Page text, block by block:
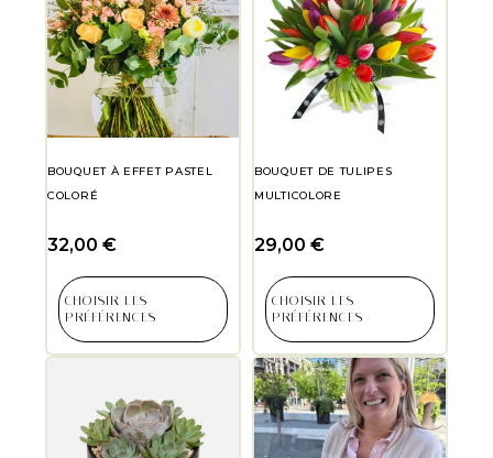
BOUQUET À EFFET PASTEL
COLORÉ
32,00 €
CHOISIR LES
PRÉFÉRENCES
BOUQUET DE TULIPES
MULTICOLORE
29,00 €
CHOISIR LES
PRÉFÉRENCES